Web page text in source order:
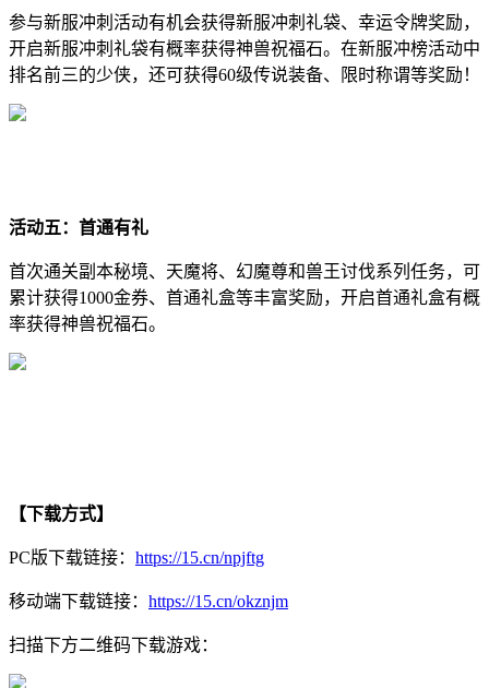
参与新服冲刺活动有机会获得新服冲刺礼袋、幸运令牌奖励，
开启新服冲刺礼袋有概率获得神兽祝福石。在新服冲榜活动中
排名前三的少侠，还可获得60级传说装备、限时称谓等奖励！
活动五：首通有礼
首次通关副本秘境、天魔将、幻魔尊和兽王讨伐系列任务，可
累计获得1000金券、首通礼盒等丰富奖励，开启首通礼盒有概
率获得神兽祝福石。
【下载方式】
PC版下载链接： https://15.cn/npjftg
移动端下载链接： https://15.cn/okznjm
扫描下方二维码下载游戏：